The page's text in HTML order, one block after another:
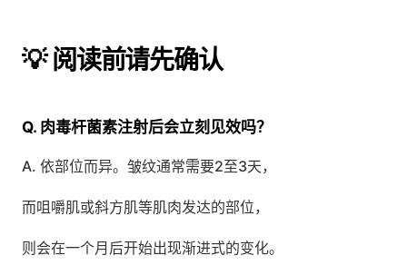
💡 阅读前请先确认
Q. 肉毒杆菌素注射后会立刻见效吗？
A. 依部位而异。皱纹通常需要2至3天，
而咀嚼肌或斜方肌等肌肉发达的部位，
则会在一个月后开始出现渐进式的变化。